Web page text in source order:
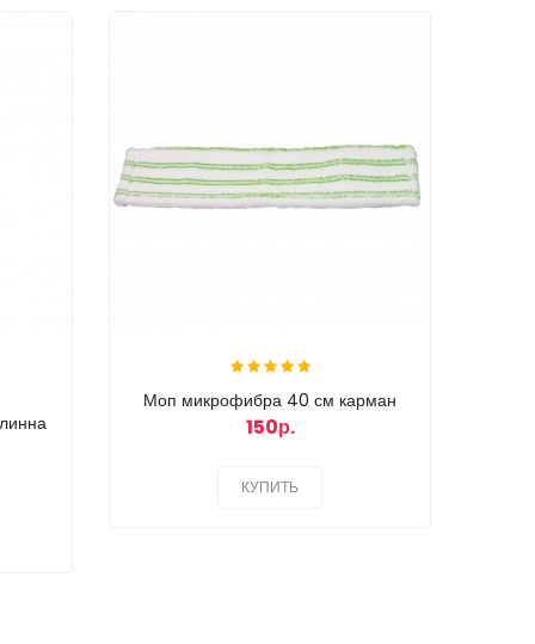
Моп микрофибра 40 см карман
150р.
КУПИТЬ